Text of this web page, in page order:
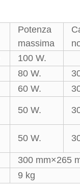
Potenza
massima
100 W.
80 W.
60 W.
50 W.
50 W.
300 mm×265
9 kg